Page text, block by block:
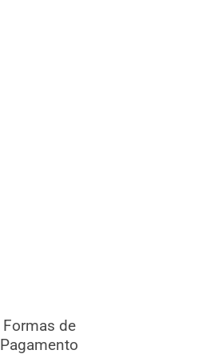
Formas de
Pagamento